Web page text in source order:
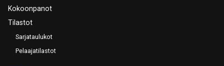
Kokoonpanot
Tilastot
Sarjataulukot
Pelaajatilastot